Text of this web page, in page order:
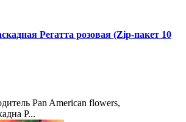
Регатта розовая (Zip-пакет 10
Pan American flowers,
Р...